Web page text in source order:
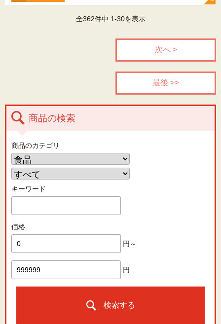
全362件中 1-30を表示
次へ >
最後 >>
商品の検索
商品のカテゴリ
キーワード
価格
円～
円
検索する